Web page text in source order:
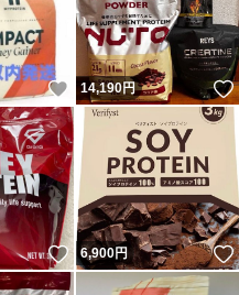
いいね！
14,190円
いいね！
6,900円